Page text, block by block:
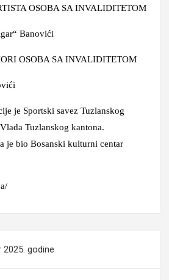
OSOBA SA INVALIDITETOM
Banovići
OSOBA SA INVALIDITETOM
je Sportski savez Tuzlanskog
Tuzlanskog kantona.
je bio Bosanski kulturni centar
2025. godine